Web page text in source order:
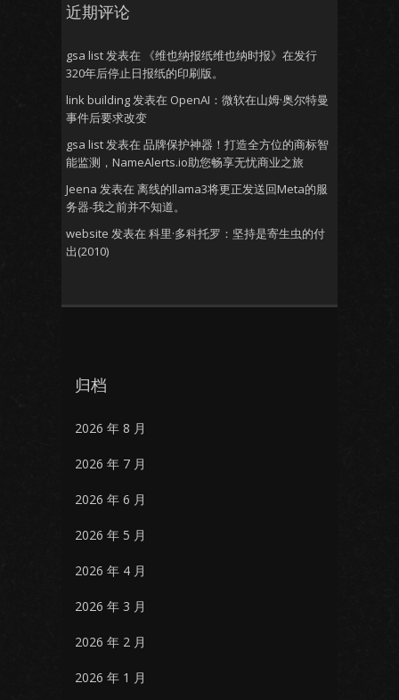
近期评论
gsa list发表在
《维也纳报纸维也纳时报》在发行
320年后停止日报纸的印刷版。
link building发表在 OpenAI：微软在山姆·奥尔特曼
事件后要求改变
gsa list发表在 品牌保护神器！打造全方位的商标智
能监测，NameAlerts.io助您畅享无忧商业之旅
Jeena 发表在 离线的llama3将更正发送回Meta的服
务器-我之前并不知道。
website 发表在 科里·多科托罗：坚持是寄生虫的付
出(2010)
归档
2026 年 8 月
2026 年 7 月
2026 年 6 月
2026 年 5 月
2026 年 4 月
2026 年 3 月
2026 年 2 月
2026 年 1 月